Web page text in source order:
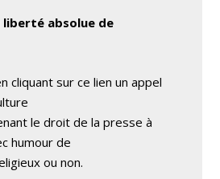
absolue de
cliquant sur ce lien un appel
le droit de la presse à
humour de
ou non.